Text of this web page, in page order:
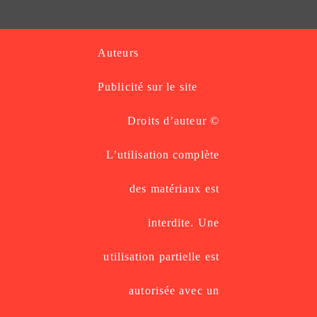
Auteurs
Publicité sur le site
Droits d’auteur ©
L’utilisation complète
des matériaux est
interdite. Une
utilisation partielle est
autorisée avec un